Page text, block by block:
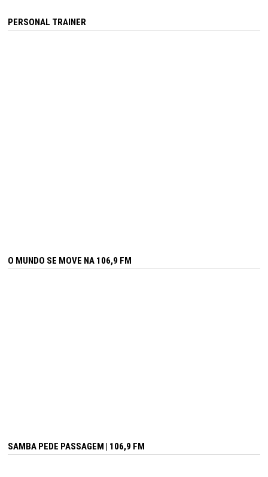
PERSONAL TRAINER
O MUNDO SE MOVE NA 106,9 FM
SAMBA PEDE PASSAGEM | 106,9 FM